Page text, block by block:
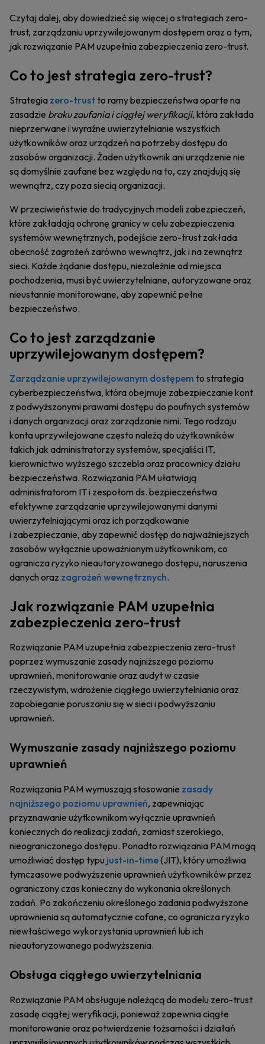
Czytaj dalej, aby dowiedzieć się więcej o strategiach zero-
trust, zarządzaniu uprzywilejowanym dostępem oraz o tym,
jak rozwiązanie PAM uzupełnia zabezpieczenia zero-trust.
Co to jest strategia zero-trust?
Strategia zero-trustto ramy bezpieczeństwa oparte na
zasadzie braku zaufania i ciągłej weryfikacji, która zakłada
nieprzerwane i wyraźne uwierzytelnianie wszystkich
użytkowników oraz urządzeń na potrzeby dostępu do
zasobów organizacji. Żaden użytkownik ani urządzenie nie
są domyślnie zaufane bez względu na to, czy znajdują się
wewnątrz, czy poza siecią organizacji.
W przeciwieństwie do tradycyjnych modeli zabezpieczeń,
które zakładają ochronę granicy w celu zabezpieczenia
systemów wewnętrznych, podejście zero-trust zakłada
obecność zagrożeń zarówno wewnątrz, jak i na zewnątrz
sieci. Każde żądanie dostępu, niezależnie od miejsca
pochodzenia, musi być uwierzytelniane, autoryzowane oraz
nieustannie monitorowane, aby zapewnić pełne
bezpieczeństwo.
Co to jest zarządzanie
uprzywilejowanym dostępem?
Zarządzanie uprzywilejowanym dostępem to strategia
cyberbezpieczeństwa, która obejmuje zabezpieczanie kont
z podwyższonymi prawami dostępu do poufnych systemów
i danych organizacji oraz zarządzanie nimi. Tego rodzaju
konta uprzywilejowane często należą do użytkowników
takich jak administratorzy systemów, specjaliści IT,
kierownictwo wyższego szczebla oraz pracownicy działu
bezpieczeństwa. Rozwiązania PAM ułatwiają
administratorom IT i zespołom ds. bezpieczeństwa
efektywne zarządzanie uprzywilejowanymi danymi
uwierzytelniającymi oraz ich porządkowanie
i zabezpieczanie, aby zapewnić dostęp do najważniejszych
zasobów wyłącznie upoważnionym użytkownikom, co
ogranicza ryzyko nieautoryzowanego dostępu, naruszenia
danych oraz zagrożeń wewnętrznych.
Jak rozwiązanie PAM uzupełnia
zabezpieczenia zero-trust
Rozwiązanie PAM uzupełnia zabezpieczenia zero-trust
poprzez wymuszanie zasady najniższego poziomu
uprawnień, monitorowanie oraz audyt w czasie
rzeczywistym, wdrożenie ciągłego uwierzytelniania oraz
zapobieganie poruszaniu się w sieci i podwyższaniu
uprawnień.
Wymuszanie zasady najniższego poziomu
uprawnień
Rozwiązania PAM wymuszają stosowanie zasady
najniższego poziomu uprawnień, zapewniając
przyznawanie użytkownikom wyłącznie uprawnień
koniecznych do realizacji zadań, zamiast szerokiego,
nieograniczonego dostępu. Ponadto rozwiązania PAM mogą
umożliwiać dostęp typu just-in-time(JIT), który umożliwia
tymczasowe podwyższenie uprawnień użytkowników przez
ograniczony czas konieczny do wykonania określonych
zadań. Po zakończeniu określonego zadania podwyższone
uprawnienia są automatycznie cofane, co ogranicza ryzyko
niewłaściwego wykorzystania uprawnień lub ich
nieautoryzowanego podwyższenia.
Obsługa ciągłego uwierzytelniania
Rozwiązanie PAM obsługuje należącą do modelu zero-trust
zasadę ciągłej weryfikacji, ponieważ zapewnia ciągłe
monitorowanie oraz potwierdzenie tożsamości i działań